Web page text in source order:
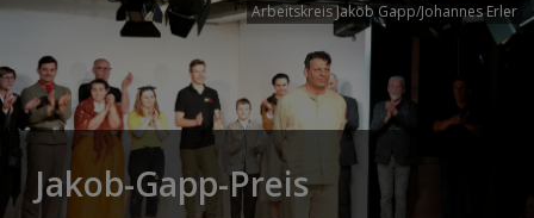
Arbeitskreis Jakob Gapp/Johannes Erler
Jakob-Gapp-Preis